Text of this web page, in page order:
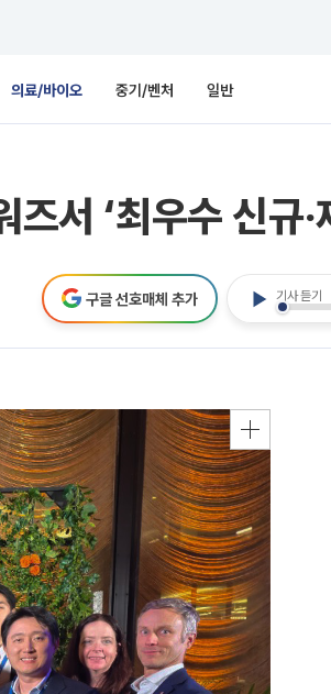
의료/바이오 중기/벤처 일반
서 ‘최우수 신규
기사 듣기
구글 선호매체 추가